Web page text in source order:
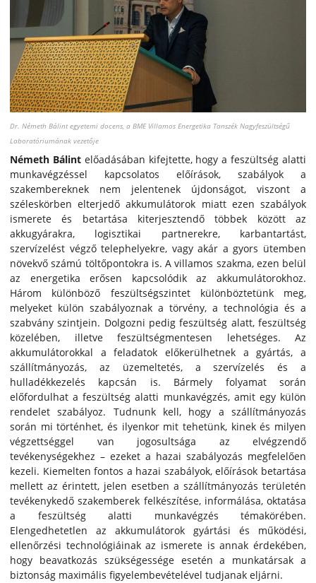
Dr. Németh Bálint egyetemi docens, a BME Villamos Energetika Tanszék Nagyfeszültségű
Laboratóriumának vezetője
Németh Bálintelőadásában kifejtette, hogy a feszültség alatti
munkavégzéssel kapcsolatos előírások, szabályok a
szakembereknek nem jelentenek újdonságot, viszont a
széleskörben elterjedő akkumulátorok miatt ezen szabályok
ismerete és betartása kiterjesztendő többek között az
akkugyárakra, logisztikai partnerekre, karbantartást,
szervízelést végző telephelyekre, vagy akár a gyors ütemben
növekvő számú töltőpontokra is. A villamos szakma, ezen belül
az energetika erősen kapcsolódik az akkumulátorokhoz.
Három különböző feszültségszintet különböztetünk meg,
melyeket külön szabályoznak a törvény, a technológia és a
szabvány szintjein. Dolgozni pedig feszültség alatt, feszültség
közelében, illetve feszültségmentesen lehetséges. Az
akkumulátorokkal a feladatok előkerülhetnek a gyártás, a
szállítmányozás, az üzemeltetés, a szervízelés és a
hulladékkezelés kapcsán is. Bármely folyamat során
előfordulhat a feszültség alatti munkavégzés, amit egy külön
rendelet szabályoz. Tudnunk kell, hogy a szállítmányozás
során mi történhet, és ilyenkor mit tehetünk, kinek és milyen
végzettséggel van jogosultsága az elvégzendő
tevékenységekhez – ezeket a hazai szabályozás megfelelően
kezeli. Kiemelten fontos a hazai szabályok, előírások betartása
mellett az érintett, jelen esetben a szállítmányozás területén
tevékenykedő szakemberek felkészítése, informálása, oktatása
a feszültség alatti munkavégzés témakörében.
Elengedhetetlen az akkumulátorok gyártási és működési,
ellenőrzési technológiáinak az ismerete is annak érdekében,
hogy beavatkozás szükségessége esetén a munkatársak a
biztonság maximális figyelembevételével tudjanak eljárni.